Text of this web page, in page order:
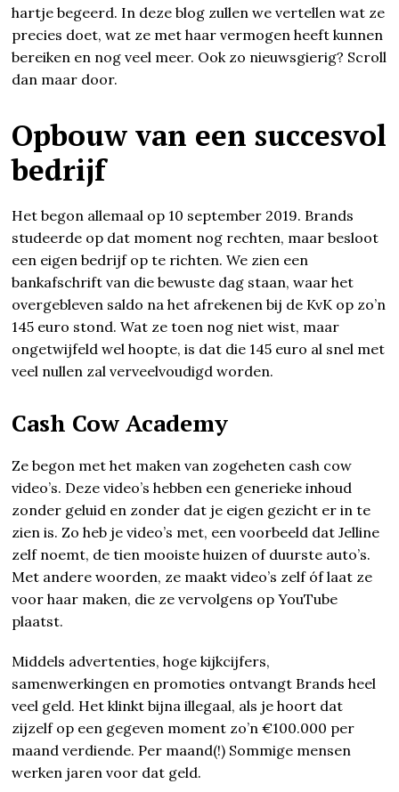
hartje begeerd. In deze blog zullen we vertellen wat ze
precies doet, wat ze met haar vermogen heeft kunnen
bereiken en nog veel meer. Ook zo nieuwsgierig? Scroll
dan maar door.
Opbouw van een succesvol
bedrijf
Het begon allemaal op 10 september 2019. Brands
studeerde op dat moment nog rechten, maar besloot
een eigen bedrijf op te richten. We zien een
bankafschrift van die bewuste dag staan, waar het
overgebleven saldo na het afrekenen bij de KvK op zo’n
145 euro stond. Wat ze toen nog niet wist, maar
ongetwijfeld wel hoopte, is dat die 145 euro al snel met
veel nullen zal verveelvoudigd worden.
Cash Cow Academy
Ze begon met het maken van zogeheten cash cow
video’s. Deze video’s hebben een generieke inhoud
zonder geluid en zonder dat je eigen gezicht er in te
zien is. Zo heb je video’s met, een voorbeeld dat Jelline
zelf noemt, de tien mooiste huizen of duurste auto’s.
Met andere woorden, ze maakt video’s zelf óf laat ze
voor haar maken, die ze vervolgens op YouTube
plaatst.
Middels advertenties, hoge kijkcijfers,
samenwerkingen en promoties ontvangt Brands heel
veel geld. Het klinkt bijna illegaal, als je hoort dat
zijzelf op een gegeven moment zo’n €100.000 per
maand verdiende. Per maand(!) Sommige mensen
werken jaren voor dat geld.